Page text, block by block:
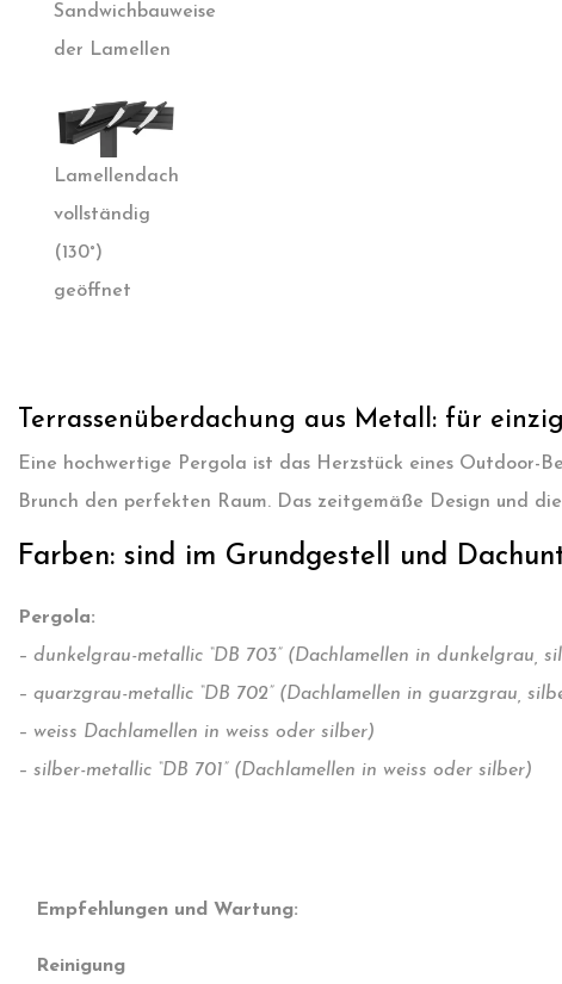
Sandwichbauweise
der Lamellen
Lamellendach
vollständig
(130°)
geöffnet
Terrassenüberdachung aus Metall: für
Eine hochwertige Pergola ist das Herzstück eines Outdoor-
Brunch den perfekten Raum. Das zeitgemäße Design und
Farben: sind im Grundgestell und
Pergola:
– dunkelgrau-metallic “DB 703” (Dachlamellen in dunkelgrau,
– quarzgrau-metallic “DB 702” (Dachlamellen in guarzgrau,
– weiss Dachlamellen in weiss oder silber)
– silber-metallic “DB 701” (Dachlamellen in weiss oder silber)
Empfehlungen und Wartung:
Reinigung